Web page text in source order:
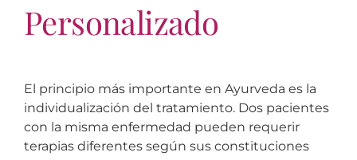
Personalizado
El principio más importante en Ayurveda es la
individualización del tratamiento. Dos pacientes
con la misma enfermedad pueden requerir
terapias diferentes según sus constituciones